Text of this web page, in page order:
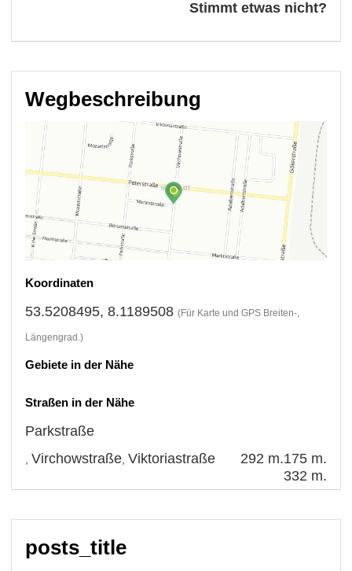
Stimmt etwas nicht?
Wegbeschreibung
Koordinaten
53.5208495, 8.1189508 (Für Karte und GPS Breiten-,
Längengrad.)
Gebiete in der Nähe
Straßen in der Nähe
Parkstraße
175 m.
,Virchowstraße 292 m.
,Viktoriastraße
332 m.
posts_title